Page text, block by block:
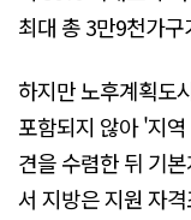
최대 총 3만9천가
하지만 노후계획도
포함되지 않아 '지
견을 수렴한 뒤 기
서 지방은 지원 자